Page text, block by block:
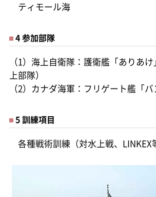
ティモール海
4 参加部隊
（1）海上自衛隊：護衛艦「ありあ
上部隊）
（2）カナダ海軍：フリゲート艦「バ
5 訓練項目
各種戦術訓練（対水上戦、LINKEX